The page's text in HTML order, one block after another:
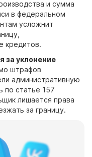
и сумма
в федеральном
усложнит
кредитов.
за уклонение
штрафов
административную
по статье 157
лишается права
за границу.